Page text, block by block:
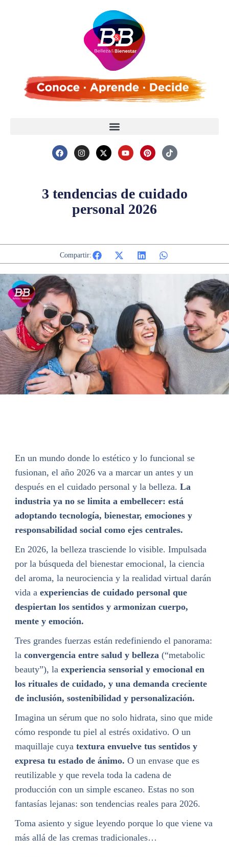
3 tendencias de cuidado
personal 2026
Compartir:
En un mundo donde lo estético y lo funcional se
fusionan, el año 2026 va a marcar un antes y un
después en el cuidado personal y la belleza. La
industria ya no se limita a embellecer: está
adoptando tecnología, bienestar, emociones y
responsabilidad social como ejes centrales.
En 2026, la belleza trasciende lo visible. Impulsada
por la búsqueda del bienestar emocional, la ciencia
del aroma, la neurociencia y la realidad virtual darán
vida a experiencias de cuidado personal que
despiertan los sentidos y armonizan cuerpo,
mente y emoción.
Tres grandes fuerzas están redefiniendo el panorama:
la convergencia entre salud y belleza (“metabolic
beauty”), la experiencia sensorial y emocional en
los rituales de cuidado, y una demanda creciente
de inclusión, sostenibilidad y personalización.
Imagina un sérum que no solo hidrata, sino que mide
cómo responde tu piel al estrés oxidativo. O un
maquillaje cuya textura envuelve tus sentidos y
expresa tu estado de ánimo. O un envase que es
reutilizable y que revela toda la cadena de
producción con un simple escaneo. Estas no son
fantasías lejanas: son tendencias reales para 2026.
Toma asiento y sigue leyendo porque lo que viene va
más allá de las cremas tradicionales…